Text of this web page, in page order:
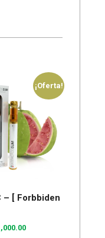
¡Oferta!
– [ Forbbiden